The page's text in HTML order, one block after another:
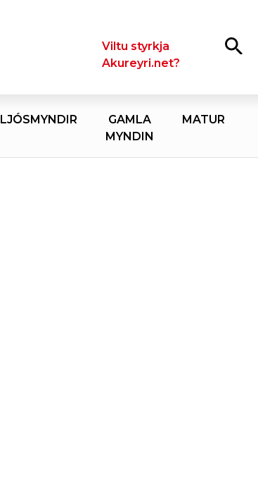
LeitaViltu styrkja
Akureyri.net?
LJÓSMYNDIR
GAMLA
MYNDIN
MATUR